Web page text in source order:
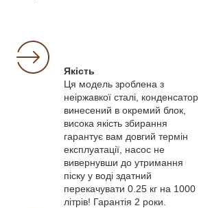
Якість
Ця модель зроблена з
неіржавкої сталі, конденсатор
винесений в окремий блок,
висока якість збирання
гарантує вам довгий термін
експлуатації, насос не
вивернувши до утримання
піску у воді здатний
перекачувати 0.25 кг на 1000
літрів! Гарантія 2 роки.